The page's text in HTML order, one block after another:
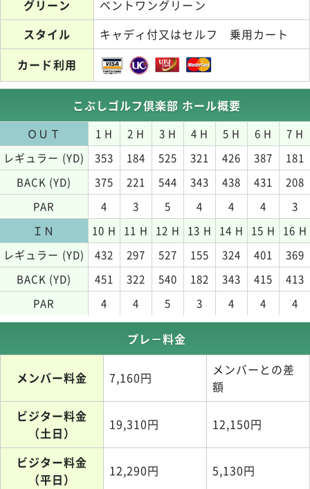
グリーン
ベントワングリーン
スタイル
キャディ付又はセルフ 乗用カート
カード利用
こぶしゴルフ倶楽部 ホール概要
ＯＵＴ 1 H 2 H 3 H 4 H 5 H 6 H
7 H
レギュラー (YD)
353 184 525 321 426 387
181
BACK (YD)
375 221 544 343 438 431
208
PAR
4 3 5 4 4 4
3
ＩＮ
10 H 11 H 12 H 13 H 14 H 15 H
16 H
レギュラー (YD)
432 297 527 155 324 401
369
BACK (YD)
451 322 540 182 343 415
413
PAR
4 4 5 3 4 4 4
プレ－料金
メンバー料金 7,160円
メンバーとの差
額
ビジター料金
（土日）
19,310円 12,150円
ビジター料金
（平日）
12,290円 5,130円